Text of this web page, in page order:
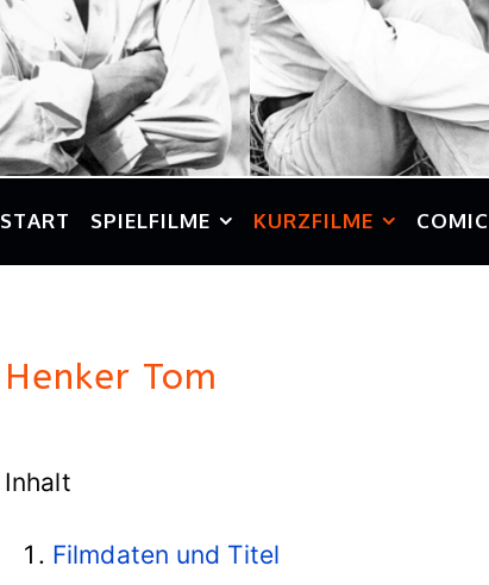
START SPIELFILME KURZFILME
Henker Tom
Inhalt
Filmdaten und Titel